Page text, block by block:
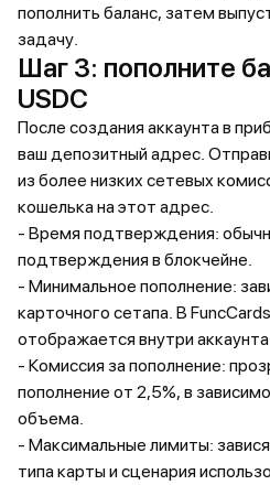
пополнить баланс, затем
задачу.
Шаг 3: пополните
USDC
После создания аккаунта в
ваш депозитный адрес.
из более низких сетевых
кошелька на этот адрес.
- Время подтверждения:
подтверждения в блокчейне.
- Минимальное пополнение:
карточного сетапа. В
отображается внутри
- Комиссия за пополнение:
пополнение от 2,5%, в
объема.
- Максимальные лимиты:
типа карты и сценария